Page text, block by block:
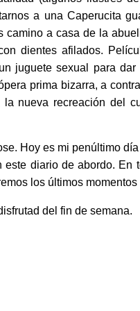
a una Caperucita
camino a casa de la
dientes afilados.
juguete sexual para
prima bizarra, a
la nueva recreación del
Hoy es mi penúltimo
este diario de abordo. En
los últimos momentos
del fin de semana.